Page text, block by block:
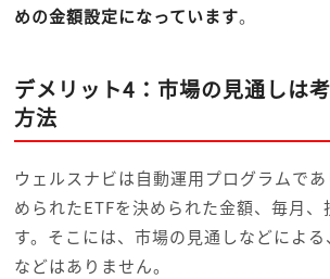
めの金額設定になっています。
デメリット4：市場の見通しは
方法
ウェルスナビは自動運用プログラムで
められたETFを決められた金額、毎月、
す。そこには、市場の見通しなどによ
などはありません。